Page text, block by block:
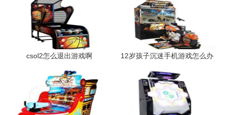
csol2怎么退出游戏啊 12岁孩子沉迷手机游戏怎么办